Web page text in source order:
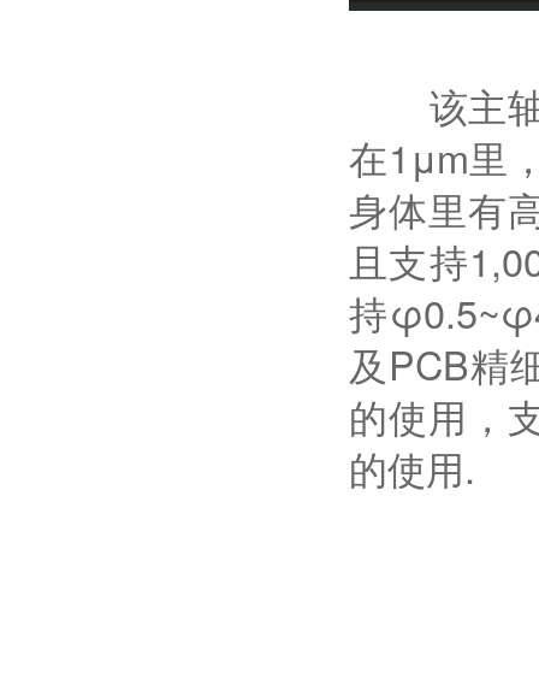
该主轴
在1μm里
身体里有
且支持
持
及PCB精
的使用，
的使用.